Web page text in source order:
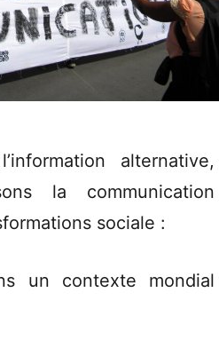
alternative,
la communication
sociale :
un contexte mondial